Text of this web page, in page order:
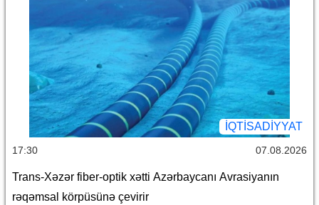
İQTİSADİYYAT
17:30 07.08.2026
Trans-Xəzər fiber-optik xətti Azərbaycanı Avrasiyanın
rəqəmsal körpüsünə çevirir